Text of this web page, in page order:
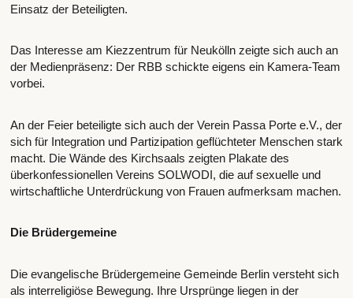
Einsatz der Beteiligten.
Das Interesse am Kiezzentrum für Neukölln zeigte sich auch an
der Medienpräsenz: Der RBB schickte eigens ein Kamera-Team
vorbei.
An der Feier beteiligte sich auch der Verein Passa Porte e.V., der
sich für Integration und Partizipation geflüchteter Menschen stark
macht. Die Wände des Kirchsaals zeigten Plakate des
überkonfessionellen Vereins SOLWODI, die auf sexuelle und
wirtschaftliche Unterdrückung von Frauen aufmerksam machen.
Die Brüdergemeine
Die evangelische Brüdergemeine Gemeinde Berlin versteht sich
als interreligiöse Bewegung. Ihre Ursprünge liegen in der